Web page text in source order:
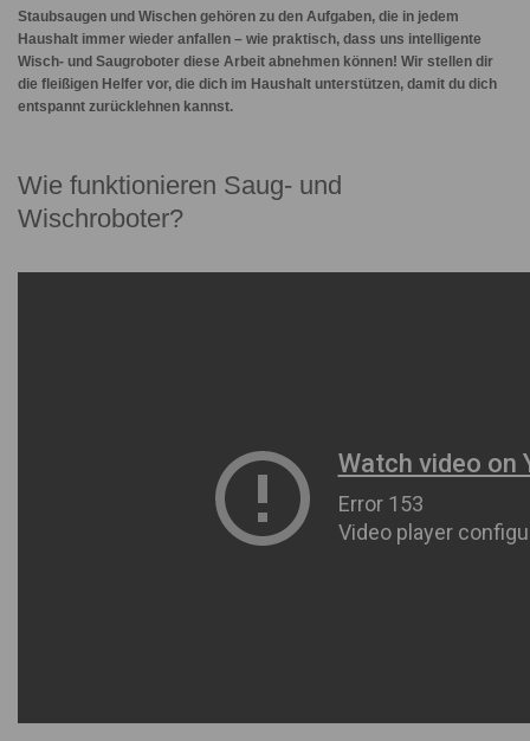
Staubsaugen und Wischen gehören zu den Aufgaben, die in jedem
Haushalt immer wieder anfallen – wie praktisch, dass uns intelligente
Wisch- und Saugroboter diese Arbeit abnehmen können! Wir stellen dir
die fleißigen Helfer vor, die dich im Haushalt unterstützen, damit du dich
entspannt zurücklehnen kannst.
Wie funktionieren Saug- und
Wischroboter?